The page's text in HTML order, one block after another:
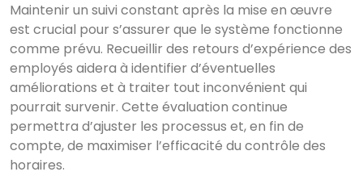
Maintenir un suivi constant après la mise en œuvre
est crucial pour s’assurer que le système fonctionne
comme prévu. Recueillir des retours d’expérience des
employés aidera à identifier d’éventuelles
améliorations et à traiter tout inconvénient qui
pourrait survenir. Cette évaluation continue
permettra d’ajuster les processus et, en fin de
compte, de maximiser l’efficacité du contrôle des
horaires.